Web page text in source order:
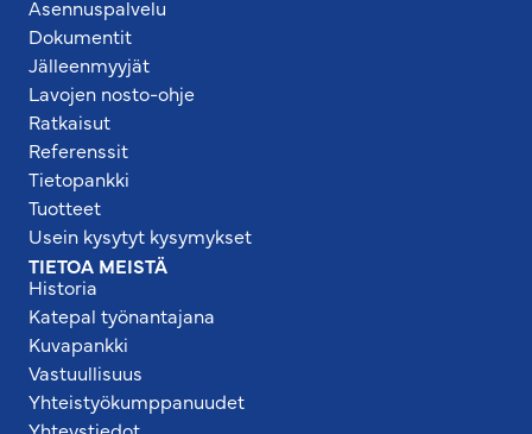
Asennuspalvelu
Dokumentit
Jälleenmyyjät
Lavojen nosto-ohje
Ratkaisut
Referenssit
Tietopankki
Tuotteet
Usein kysytyt kysymykset
TIETOA MEISTÄ
Historia
Katepal työnantajana
Kuvapankki
Vastuullisuus
Yhteistyökumppanuudet